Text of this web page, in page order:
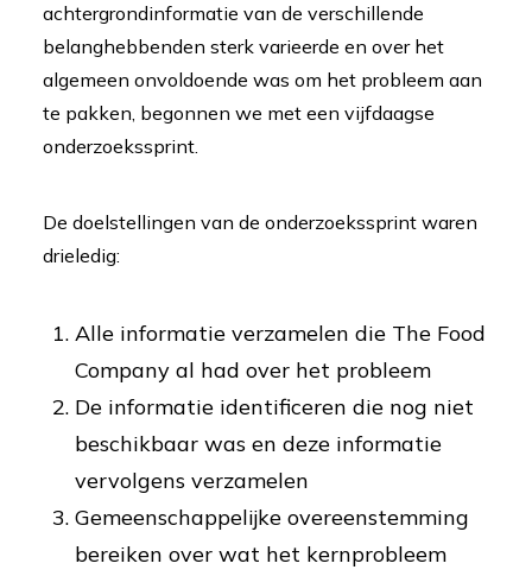
achtergrondinformatie van de verschillende
belanghebbenden sterk varieerde en over het
algemeen onvoldoende was om het probleem aan
te pakken, begonnen we met een vijfdaagse
onderzoekssprint.
De doelstellingen van de onderzoekssprint waren
drieledig:
Alle informatie verzamelen die The Food
Company al had over het probleem
De informatie identificeren die nog niet
beschikbaar was en deze informatie
vervolgens verzamelen
Gemeenschappelijke overeenstemming
bereiken over wat het kernprobleem